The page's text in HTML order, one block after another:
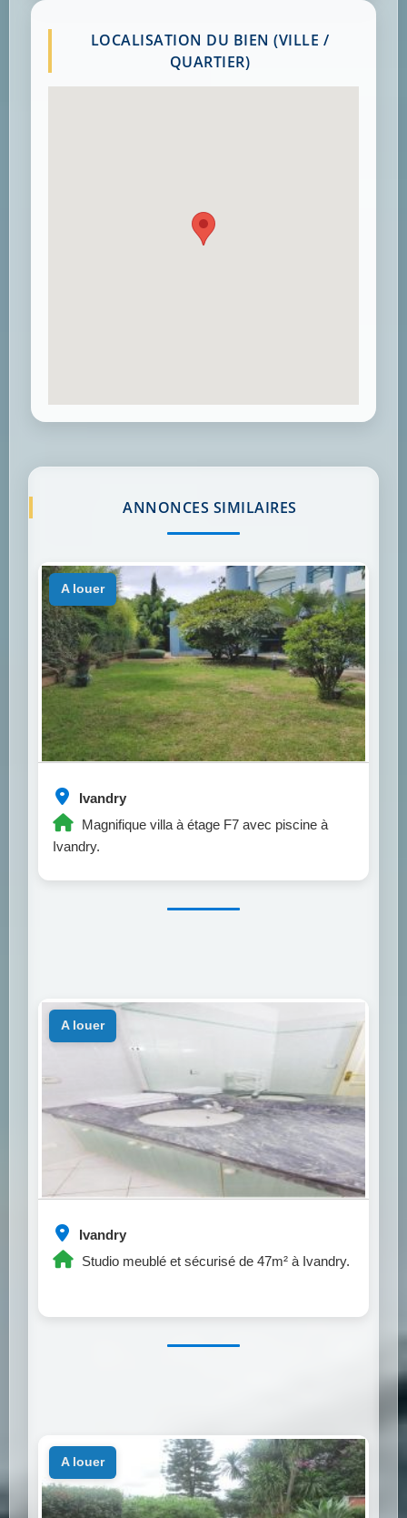
LOCALISATION DU BIEN (VILLE /
QUARTIER)
ANNONCES SIMILAIRES
Ivandry
Magnifique villa à étage F7 avec piscine à
Ivandry.
a louer
Ivandry
Studio meublé et sécurisé de 47m² à Ivandry.
a louer
a louer